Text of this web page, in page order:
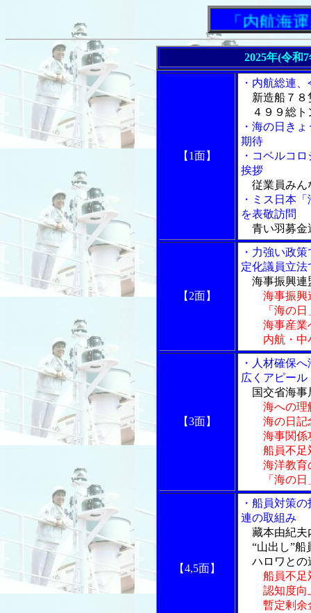
「内航海運新
2025年(令和
【1面】
・内航総連
新造船７８
４９９総ト
・海の日き
期待
・コベルコ
挨拶
従業員みん
・ミス日本
を表敬訪問
青い羽募金
【2面】
・力強い政
定化議員立
海事振興連
海事振興
「海の日
海事産業
内航・中
【3面】
・人材確保
広くアピール
国交省海事
海への理
海の日記
海事関係
船員不足
海洋教育
「海の日
【4,5面】
・船員対策
連の取組み
藏本由紀夫
“山出し”船
ハロワとの
船員不足
認知度向
暫定剰余